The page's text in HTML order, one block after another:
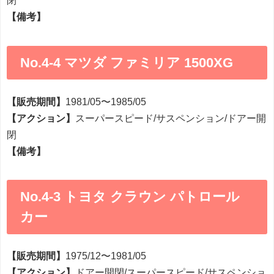
【備考】
No.4-4 マツダ ファミリア 1500XG
【販売期間】 1981/05〜1985/05
【アクション】
スーパースピード/サスペンション/ドアー開
閉
【備考】
No.4-3 トヨタ クラウン パトロール
カー
【販売期間】 1975/12〜1981/05